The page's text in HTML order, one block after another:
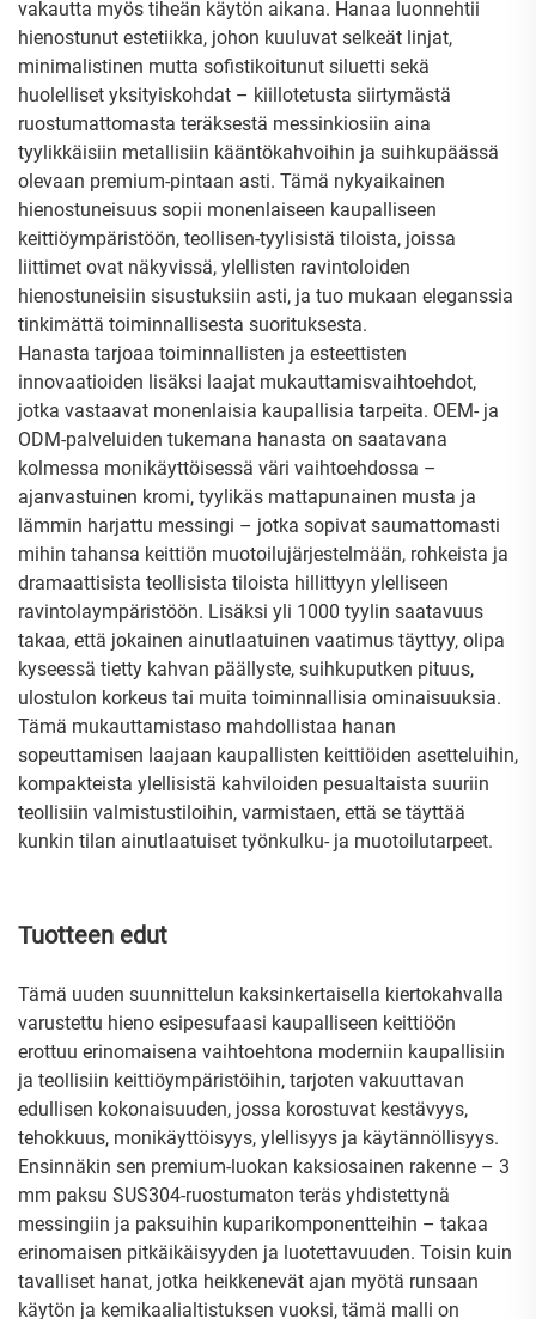
vakautta myös tiheän käytön aikana. Hanaa luonnehtii
hienostunut estetiikka, johon kuuluvat selkeät linjat,
minimalistinen mutta sofistikoitunut siluetti sekä
huolelliset yksityiskohdat – kiillotetusta siirtymästä
ruostumattomasta teräksestä messinkiosiin aina
tyylikkäisiin metallisiin kääntökahvoihin ja suihkupäässä
olevaan premium-pintaan asti. Tämä nykyaikainen
hienostuneisuus sopii monenlaiseen kaupalliseen
keittiöympäristöön, teollisen-tyylisistä tiloista, joissa
liittimet ovat näkyvissä, ylellisten ravintoloiden
hienostuneisiin sisustuksiin asti, ja tuo mukaan eleganssia
tinkimättä toiminnallisesta suorituksesta.
Hanasta tarjoaa toiminnallisten ja esteettisten
innovaatioiden lisäksi laajat mukauttamisvaihtoehdot,
jotka vastaavat monenlaisia kaupallisia tarpeita. OEM- ja
ODM-palveluiden tukemana hanasta on saatavana
kolmessa monikäyttöisessä väri vaihtoehdossa –
ajanvastuinen kromi, tyylikäs mattapunainen musta ja
lämmin harjattu messingi – jotka sopivat saumattomasti
mihin tahansa keittiön muotoilujärjestelmään, rohkeista ja
dramaattisista teollisista tiloista hillittyyn ylelliseen
ravintolaympäristöön. Lisäksi yli 1000 tyylin saatavuus
takaa, että jokainen ainutlaatuinen vaatimus täyttyy, olipa
kyseessä tietty kahvan päällyste, suihkuputken pituus,
ulostulon korkeus tai muita toiminnallisia ominaisuuksia.
Tämä mukauttamistaso mahdollistaa hanan
sopeuttamisen laajaan kaupallisten keittiöiden asetteluihin,
kompakteista ylellisistä kahviloiden pesualtaista suuriin
teollisiin valmistustiloihin, varmistaen, että se täyttää
kunkin tilan ainutlaatuiset työnkulku- ja muotoilutarpeet.
Tuotteen edut
Tämä uuden suunnittelun kaksinkertaisella kiertokahvalla
varustettu hieno esipesufaasi kaupalliseen keittiöön
erottuu erinomaisena vaihtoehtona moderniin kaupallisiin
ja teollisiin keittiöympäristöihin, tarjoten vakuuttavan
edullisen kokonaisuuden, jossa korostuvat kestävyys,
tehokkuus, monikäyttöisyys, ylellisyys ja käytännöllisyys.
Ensinnäkin sen premium-luokan kaksiosainen rakenne – 3
mm paksu SUS304-ruostumaton teräs yhdistettynä
messingiin ja paksuihin kuparikomponentteihin – takaa
erinomaisen pitkäikäisyyden ja luotettavuuden. Toisin kuin
tavalliset hanat, jotka heikkenevät ajan myötä runsaan
käytön ja kemikaalialtistuksen vuoksi, tämä malli on